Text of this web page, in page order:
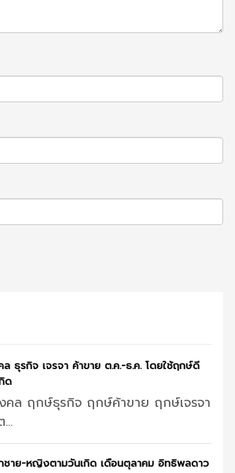
ธุรกิจ เจรจา ค้าขาย ต.ค.-ธ.ค. โดยใช้ฤกษ์ดี
ด
คล ฤกษ์ธุรกิจ ฤกษ์ค้าขาย ฤกษ์เจรจา
าย-หญิงตามวันเกิด เดือนตุลาคม อิทธิพลดาว